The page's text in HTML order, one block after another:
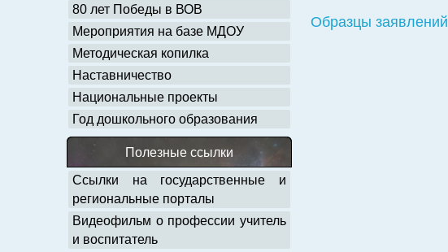
Образцы заявлений
80 лет Победы в ВОВ
Мероприятия на базе МДОУ
Методическая копилка
Наставничество
Национальные проекты
Год дошкольного образования
Полезные ссылки
Ссылки на государственные и
региональные порталы
Видеофильм о профессии учитель
и воспитатель